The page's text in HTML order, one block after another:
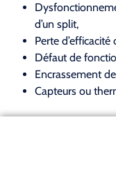
d’un split,
Perte
Défaut de
Encrassement
Capteurs ou